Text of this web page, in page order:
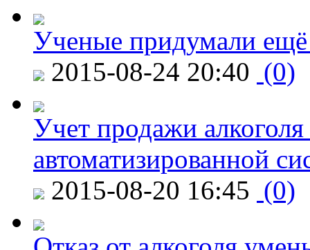
Ученые придумали ещё
2015-08-24 20:40 (0)
Учет продажи
автоматизированной
2015-08-20 16:45 (0)